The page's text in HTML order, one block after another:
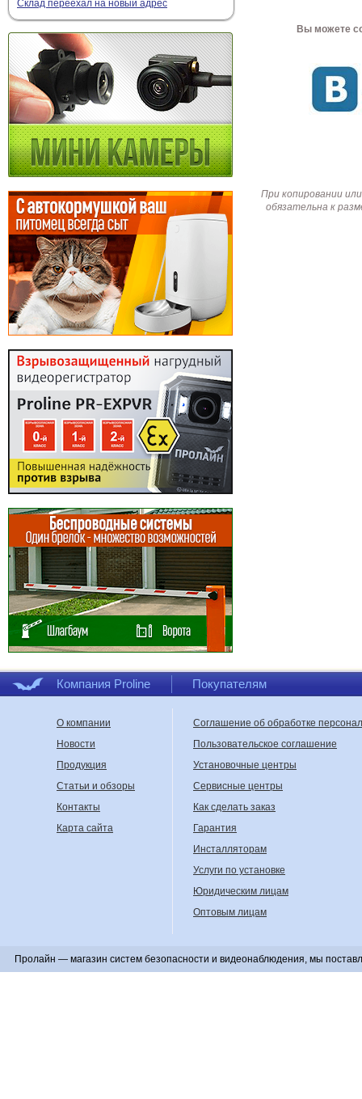
Склад переехал на новый адрес
Вы можете
При копировании
обязательна к
Компания Proline Покупателям
О компании
Новости
Продукция
Статьи и обзоры
Контакты
Карта сайта
Соглашение об обработке
Пользовательское соглашение
Установочные центры
Сервисные центры
Как сделать заказ
Гарантия
Инсталляторам
Услуги по установке
Юридическим лицам
Оптовым лицам
Пролайн — магазин систем безопасности и видеонаблюдения, мы